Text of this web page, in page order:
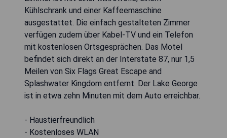
Kühlschrank und einer Kaffeemaschine
ausgestattet. Die einfach gestalteten Zimmer
verfügen zudem über Kabel-TV und ein Telefon
mit kostenlosen Ortsgesprächen. Das Motel
befindet sich direkt an der Interstate 87, nur 1,5
Meilen von Six Flags Great Escape and
Splashwater Kingdom entfernt. Der Lake George
ist in etwa zehn Minuten mit dem Auto erreichbar.
- Haustierfreundlich
- Kostenloses WLAN